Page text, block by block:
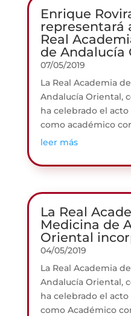
Enrique
representará
Real
de Andalucía
07/05/2019
La Real Academia
Andalucía Oriental,
ha celebrado el
como académico
leer más
La Real
Medicina de
Oriental
04/05/2019
La Real Academia
Andalucía Oriental,
ha celebrado el
como Académico